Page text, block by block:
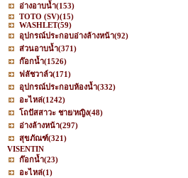
อ่างอาบน้ำ(153)
TOTO (SV)(15)
WASHLET(59)
อุปกรณ์ประกอบอ่างล้างหน้า(92)
ส่วนอาบน้ำ(371)
ก๊อกน้ำ(1526)
ฟลัชวาล์ว(171)
อุปกรณ์ประกอบห้องน้ำ(332)
อะไหล่(1242)
โถปัสสาวะ ชาย/หญิง(48)
อ่างล้างหน้า(297)
สุขภัณฑ์(321)
VISENTIN
ก๊อกน้ำ(23)
อะไหล่(1)